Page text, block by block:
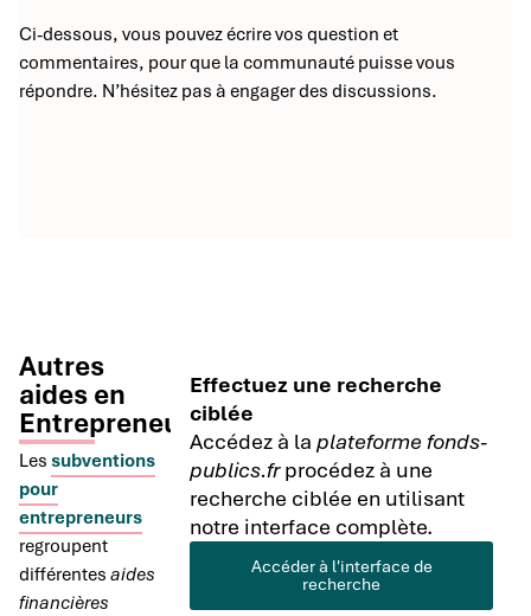
Ci-dessous, vous pouvez écrire vos question et
commentaires, pour que la communauté puisse vous
répondre. N’hésitez pas à engager des discussions.
Autres
aides en
Entrepreneuriat
Les subventions
pour
entrepreneurs
regroupent
différentes aides
financières
Effectuez une recherche
ciblée
Accédez à laplateforme fonds-
publics.frprocédez à une
recherche ciblée en utilisant
notre interface complète.
Accéder à l'interface de
recherche